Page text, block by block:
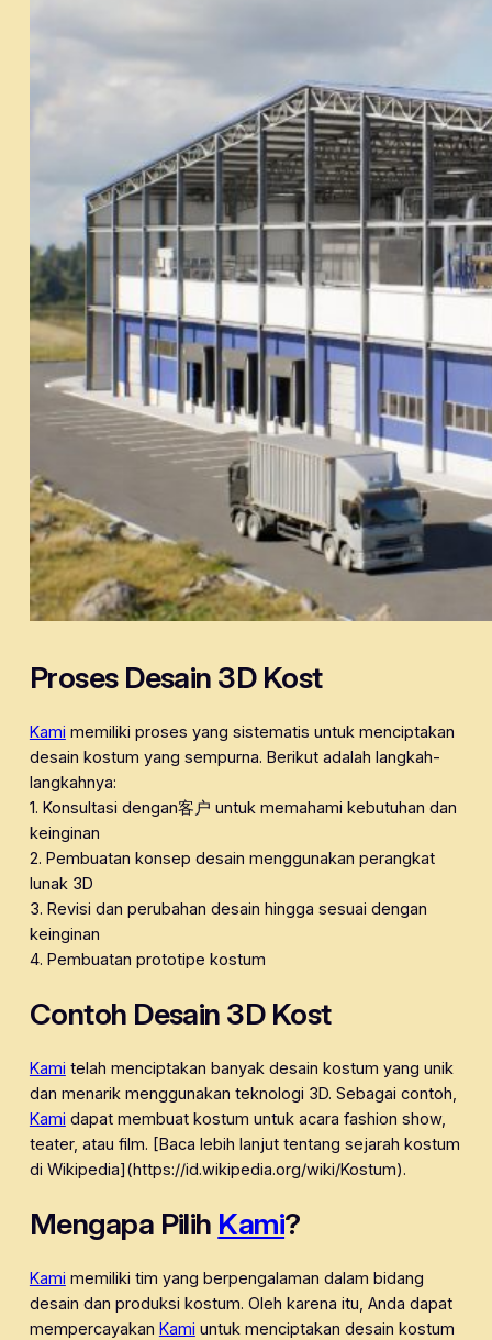
Proses Desain 3D Kost
Kami memiliki proses yang sistematis untuk menciptakan
desain kostum yang sempurna. Berikut adalah langkah-
langkahnya:
1. Konsultasi dengan客户 untuk memahami kebutuhan dan
keinginan
2. Pembuatan konsep desain menggunakan perangkat
lunak 3D
3. Revisi dan perubahan desain hingga sesuai dengan
keinginan
4. Pembuatan prototipe kostum
Contoh Desain 3D Kost
Kami telah menciptakan banyak desain kostum yang unik
dan menarik menggunakan teknologi 3D. Sebagai contoh,
Kami dapat membuat kostum untuk acara fashion show,
teater, atau film. [Baca lebih lanjut tentang sejarah kostum
di Wikipedia](https://id.wikipedia.org/wiki/Kostum).
Mengapa Pilih Kami?
Kami memiliki tim yang berpengalaman dalam bidang
desain dan produksi kostum. Oleh karena itu, Anda dapat
mempercayakan Kami untuk menciptakan desain kostum